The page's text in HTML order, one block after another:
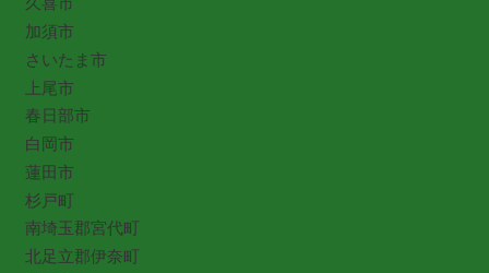
加須市
さいたま市
上尾市
春日部市
白岡市
蓮田市
杉戸町
南埼玉郡宮代町
北足立郡伊奈町